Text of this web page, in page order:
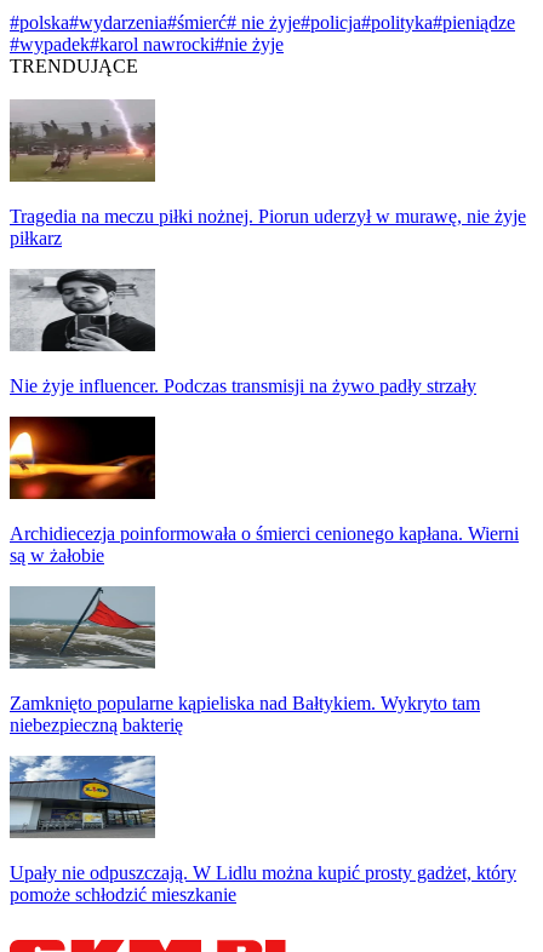
#polska#wydarzenia#śmierć# nie żyje#policja#polityka#pieniądze
#wypadek#karol nawrocki#nie żyje
TRENDUJĄCE
Tragedia na meczu piłki nożnej. Piorun uderzył w murawę, nie żyje
piłkarz
Nie żyje influencer. Podczas transmisji na żywo padły strzały
Archidiecezja poinformowała o śmierci cenionego kapłana. Wierni
są w żałobie
Zamknięto popularne kąpieliska nad Bałtykiem. Wykryto tam
niebezpieczną bakterię
Upały nie odpuszczają. W Lidlu można kupić prosty gadżet, który
pomoże schłodzić mieszkanie